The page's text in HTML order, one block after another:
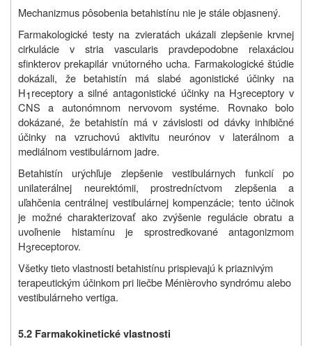
Mechanizmus pôsobenia betahistínu nie je stále objasnený.
Farmakologické testy na zvieratách ukázali zlepšenie krvnej
cirkulácie v stria vascularis pravdepodobne relaxáciou
sfinkterov prekapilár vnútorného ucha. Farmakologické štúdie
dokázali, že betahistín má slabé agonistické účinky na
H1receptory a silné antagonistické účinky na H3receptory v
CNS a autonómnom nervovom systéme. Rovnako bolo
dokázané, že betahistín má v závislosti od dávky inhibičné
účinky na vzruchovú aktivitu neurónov v laterálnom a
mediálnom vestibulárnom jadre.
Betahistín urýchľuje zlepšenie vestibulárnych funkcií po
unilaterálnej neurektómii, prostredníctvom zlepšenia a
uľahčenia centrálnej vestibulárnej kompenzácie; tento účinok
je možné charakterizovať ako zvýšenie regulácie obratu a
uvoľnenie histamínu je sprostredkované antagonizmom
H3receptorov.
Všetky tieto vlastnosti betahistínu prispievajú k priaznivým
terapeutickým účinkom pri liečbe Ménièrovho syndrómu alebo
vestibulárneho vertiga.
5.2 Farmakokinetické vlastnosti